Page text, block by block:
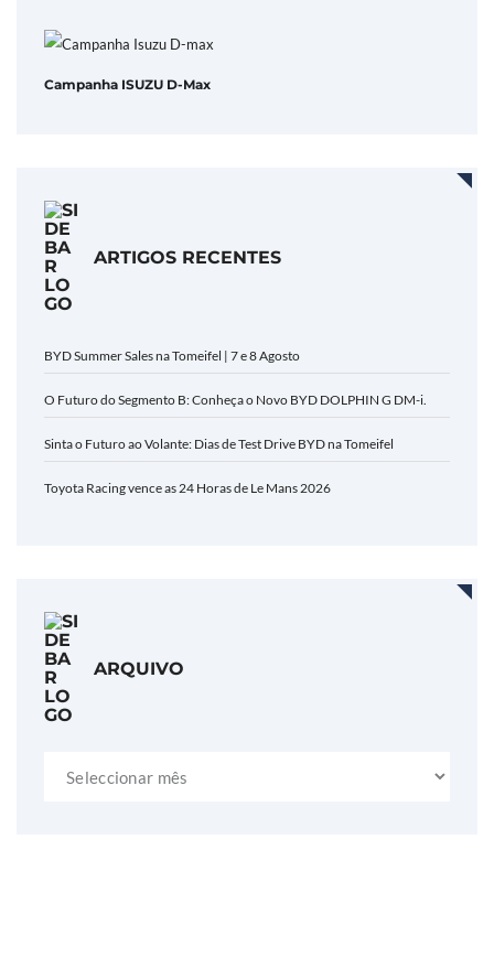
Campanha ISUZU D-Max
ARTIGOS RECENTES
BYD Summer Sales na Tomeifel | 7 e 8 Agosto
O Futuro do Segmento B: Conheça o Novo BYD DOLPHIN G DM-i.
Sinta o Futuro ao Volante: Dias de Test Drive BYD na Tomeifel
Toyota Racing vence as 24 Horas de Le Mans 2026
ARQUIVO